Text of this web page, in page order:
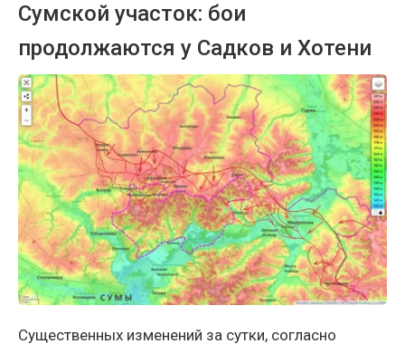
Сумской участок: бои
продолжаются у Садков и Хотени
Существенных изменений за сутки, согласно